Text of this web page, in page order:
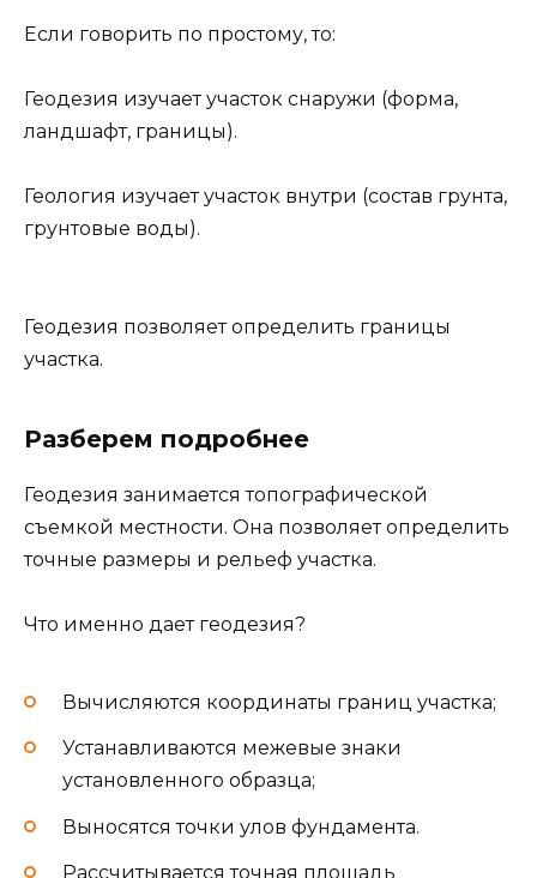
Если говорить по простому, то:
Геодезия изучает участок снаружи (форма,
ландшафт, границы).
Геология изучает участок внутри (состав грунта,
грунтовые воды).
Геодезия позволяет определить границы
участка.
Разберем подробнее
Геодезия занимается топографической
съемкой местности. Она позволяет определить
точные размеры и рельеф участка.
Что именно дает геодезия?
Вычисляются координаты границ участка;
Устанавливаются межевые знаки
установленного образца;
Выносятся точки улов фундамента.
Рассчитывается точная площадь